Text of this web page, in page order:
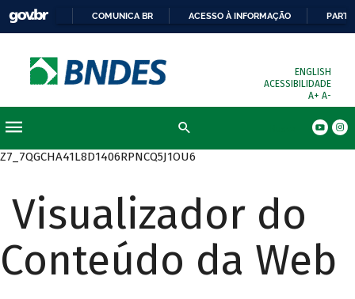
COMUNICA BR ACESSO À INFORMAÇÃO
ENGLISH
ACESSIBILIDADE
A+ A-
Z7_7QGCHA41L8D1406RPNCQ5J1OU6
Visualizador do
Conteúdo da Web